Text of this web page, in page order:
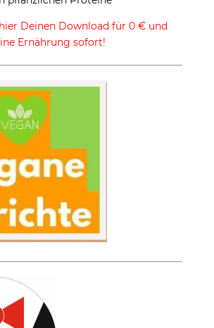
Deinen Download für 0 € und
Ernährung sofort!